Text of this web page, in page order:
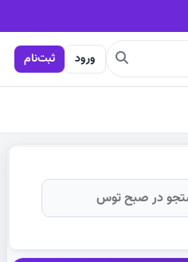
ورود ثبت‌نام